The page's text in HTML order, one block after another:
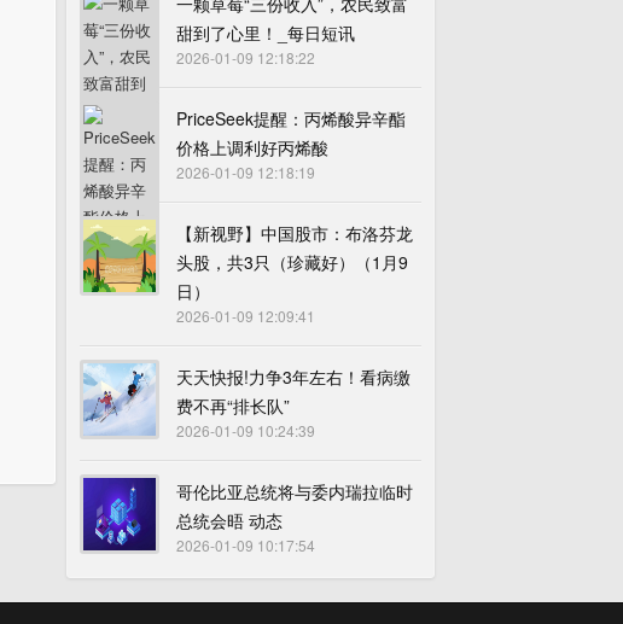
甜到了心里！_每日短讯
2026-01-09 12:18:22
PriceSeek提醒：丙烯酸异辛酯
价格上调利好丙烯酸
2026-01-09 12:18:19
【新视野】中国股市：布洛芬龙
头股，共3只（珍藏好）（1月9
日）
2026-01-09 12:09:41
天天快报!力争3年左右！看病缴
费不再“排长队”
2026-01-09 10:24:39
哥伦比亚总统将与委内瑞拉临时
总统会晤 动态
2026-01-09 10:17:54